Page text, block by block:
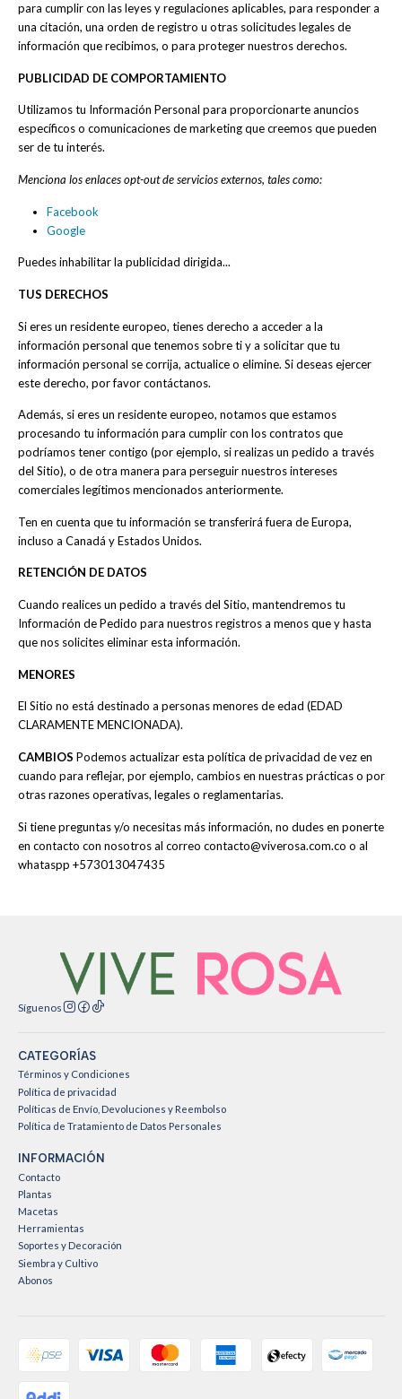
para cumplir con las leyes y regulaciones aplicables, para responder a
una citación, una orden de registro u otras solicitudes legales de
información que recibimos, o para proteger nuestros derechos.
PUBLICIDAD DE COMPORTAMIENTO
Utilizamos tu Información Personal para proporcionarte anuncios
específicos o comunicaciones de marketing que creemos que pueden
ser de tu interés.
Menciona los enlaces opt-out de servicios externos, tales como:
Facebook
Google
Puedes inhabilitar la publicidad dirigida...
TUS DERECHOS
Si eres un residente europeo, tienes derecho a acceder a la
información personal que tenemos sobre ti y a solicitar que tu
información personal se corrija, actualice o elimine. Si deseas ejercer
este derecho, por favor contáctanos.
Además, si eres un residente europeo, notamos que estamos
procesando tu información para cumplir con los contratos que
podríamos tener contigo (por ejemplo, si realizas un pedido a través
del Sitio), o de otra manera para perseguir nuestros intereses
comerciales legítimos mencionados anteriormente.
Ten en cuenta que tu información se transferirá fuera de Europa,
incluso a Canadá y Estados Unidos.
RETENCIÓN DE DATOS
Cuando realices un pedido a través del Sitio, mantendremos tu
Información de Pedido para nuestros registros a menos que y hasta
que nos solicites eliminar esta información.
MENORES
El Sitio no está destinado a personas menores de edad (EDAD
CLARAMENTE MENCIONADA).
CAMBIOS Podemos actualizar esta política de privacidad de vez en
cuando para reflejar, por ejemplo, cambios en nuestras prácticas o por
otras razones operativas, legales o reglamentarias.
Si tiene preguntas y/o necesitas más información, no dudes en ponerte
en contacto con nosotros al correo contacto@viverosa.com.co o al
whataspp +573013047435
Síguenos
CATEGORÍAS
Términos y Condiciones
Política de privacidad
Políticas de Envío, Devoluciones y Reembolso
Política de Tratamiento de Datos Personales
INFORMACIÓN
Contacto
Plantas
Macetas
Herramientas
Soportes y Decoración
Siembra y Cultivo
Abonos